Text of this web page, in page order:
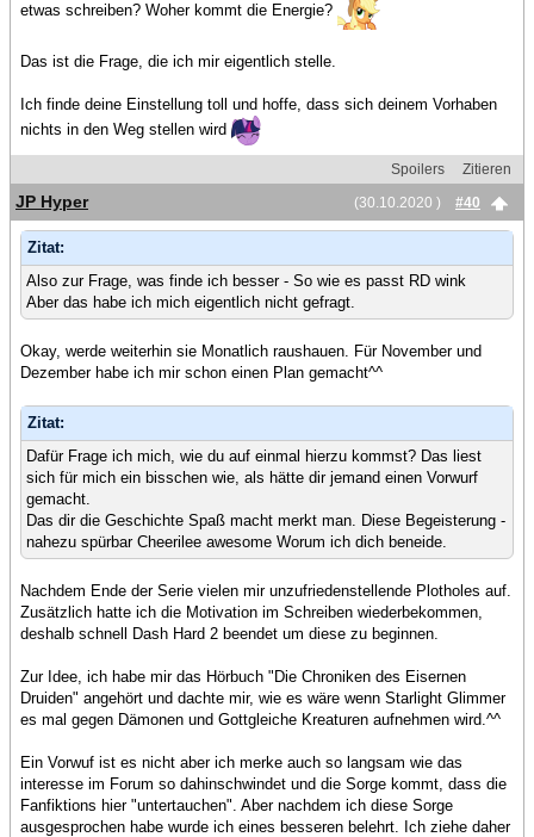
etwas schreiben? Woher kommt die Energie?
Das ist die Frage, die ich mir eigentlich stelle.
Ich finde deine Einstellung toll und hoffe, dass sich deinem Vorhaben
nichts in den Weg stellen wird
Spoilers
Zitieren
(30.10.2020 )
#40
JP Hyper
Zitat:
Also zur Frage, was finde ich besser - So wie es passt RD wink
Aber das habe ich mich eigentlich nicht gefragt.
Okay, werde weiterhin sie Monatlich raushauen. Für November und
Dezember habe ich mir schon einen Plan gemacht^^
Zitat:
Dafür Frage ich mich, wie du auf einmal hierzu kommst? Das liest
sich für mich ein bisschen wie, als hätte dir jemand einen Vorwurf
gemacht.
Das dir die Geschichte Spaß macht merkt man. Diese Begeisterung -
nahezu spürbar Cheerilee awesome Worum ich dich beneide.
Nachdem Ende der Serie vielen mir unzufriedenstellende Plotholes auf.
Zusätzlich hatte ich die Motivation im Schreiben wiederbekommen,
deshalb schnell Dash Hard 2 beendet um diese zu beginnen.
Zur Idee, ich habe mir das Hörbuch "Die Chroniken des Eisernen
Druiden" angehört und dachte mir, wie es wäre wenn Starlight Glimmer
es mal gegen Dämonen und Gottgleiche Kreaturen aufnehmen wird.^^
Ein Vorwuf ist es nicht aber ich merke auch so langsam wie das
interesse im Forum so dahinschwindet und die Sorge kommt, dass die
Fanfiktions hier "untertauchen". Aber nachdem ich diese Sorge
ausgesprochen habe wurde ich eines besseren belehrt. Ich ziehe daher